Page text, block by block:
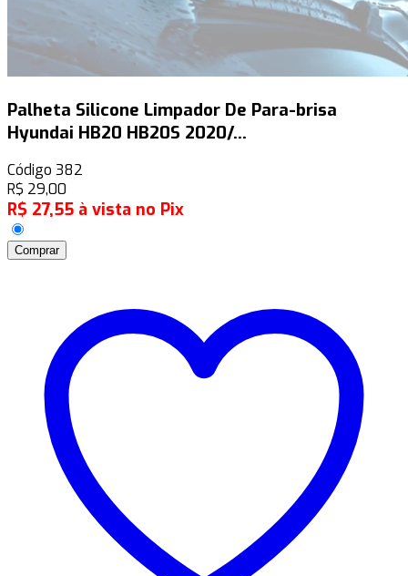
Palheta Silicone Limpador De Para-brisa
Hyundai HB20 HB20S 2020/...
Código 382
R$ 29,00
R$ 27,55 à vista no Pix
Comprar